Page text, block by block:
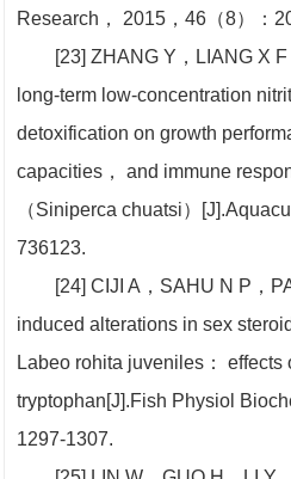
Research， 2015，46（8）：
[23] ZHANG Y，LIANG X
long-term low-concentration
detoxification on growth
capacities， and immune
（Siniperca chuatsi）
736123.
[24] CIJI A，SAHU N P，
induced alterations in sex
Labeo rohita juveniles：
tryptophan[J].Fish Physiol
1297-1307.